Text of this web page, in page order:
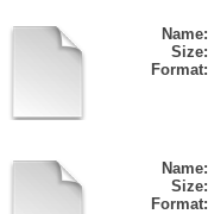
Name:
Size:
Format:
Name:
Size:
Format: